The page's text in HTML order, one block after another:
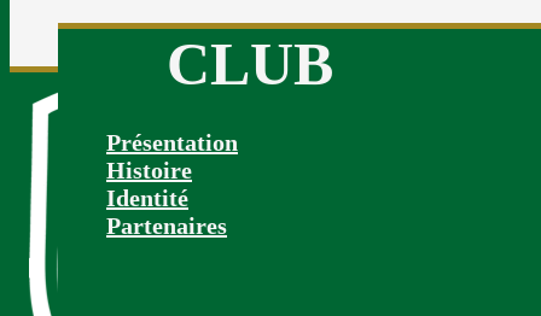
CLUB
Présentation
Histoire
Identité
Partenaires